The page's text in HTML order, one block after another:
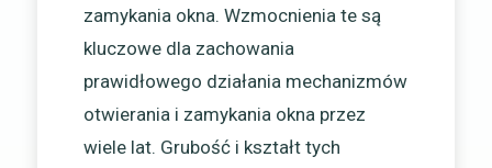
zamykania okna. Wzmocnienia te są
kluczowe dla zachowania
prawidłowego działania mechanizmów
otwierania i zamykania okna przez
wiele lat. Grubość i kształt tych